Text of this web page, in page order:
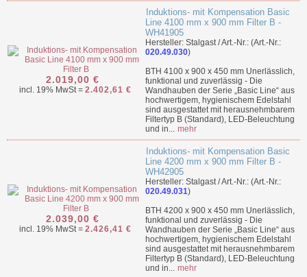
2.019,00 €
incl. 19% MwSt = 2.402,61 €
Induktions- mit Kompensation Basic
Line 4100 mm x 900 mm Filter B -
WH41905
Hersteller: Stalgast / Art.-Nr.: (Art.-Nr.:
020.49.030)
BTH 4100 x 900 x 450 mm Unerlässlich,
funktional und zuverlässig - Die
Wandhauben der Serie „Basic Line“ aus
hochwertigem, hygienischem Edelstahl
sind ausgestattet mit herausnehmbarem
Filtertyp B (Standard), LED-Beleuchtung
und in... mehr
2.039,00 €
incl. 19% MwSt = 2.426,41 €
Induktions- mit Kompensation Basic
Line 4200 mm x 900 mm Filter B -
WH42905
Hersteller: Stalgast / Art.-Nr.: (Art.-Nr.:
020.49.031)
BTH 4200 x 900 x 450 mm Unerlässlich,
funktional und zuverlässig - Die
Wandhauben der Serie „Basic Line“ aus
hochwertigem, hygienischem Edelstahl
sind ausgestattet mit herausnehmbarem
Filtertyp B (Standard), LED-Beleuchtung
und in... mehr